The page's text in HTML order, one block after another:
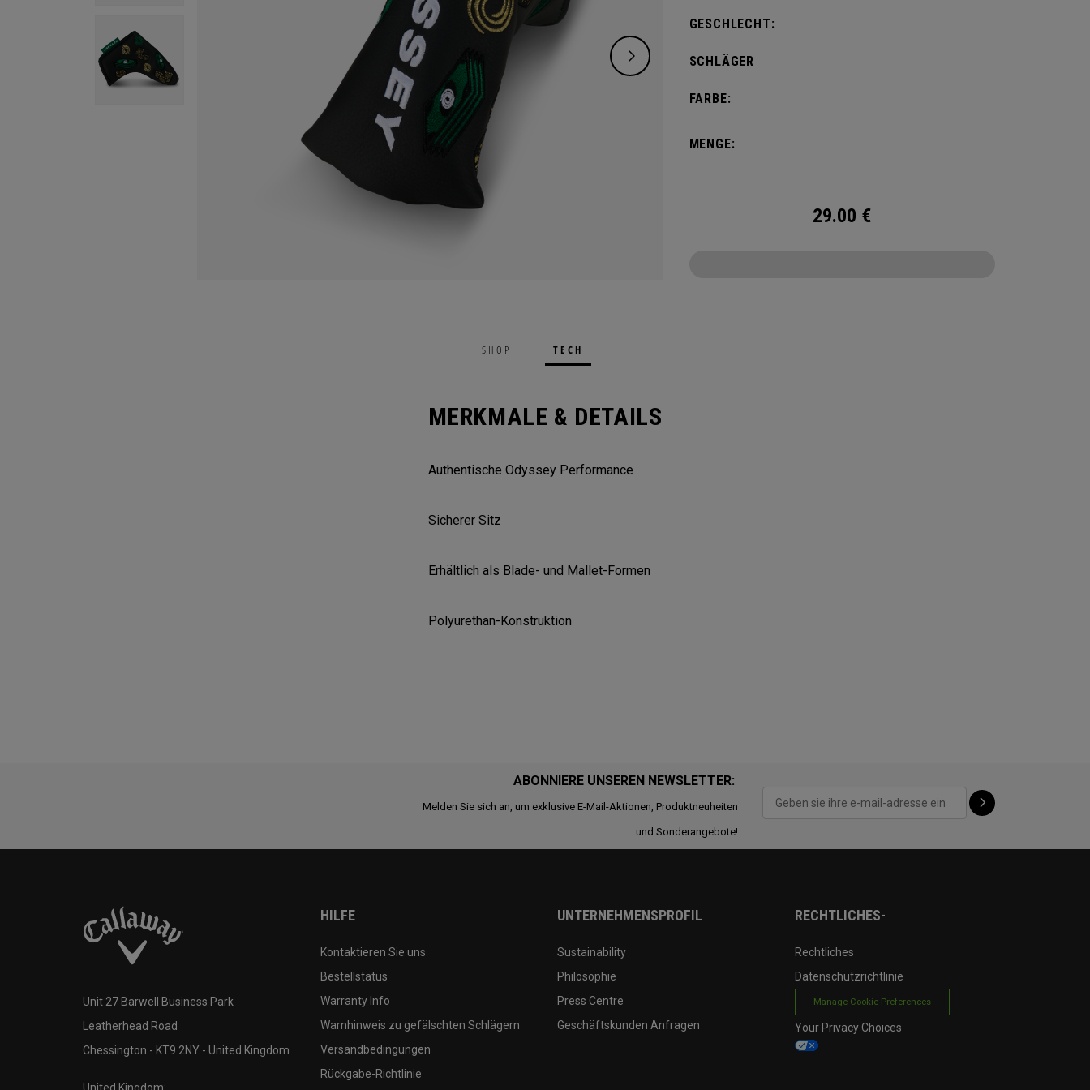
GESCHLECHT:
SCHLÄGER
FARBE:
MENGE:
29.00 €
SHOP TECH
MERKMALE & DETAILS
Authentische Odyssey Performance
Sicherer Sitz
Erhältlich als Blade- und Mallet-Formen
Polyurethan-Konstruktion
ABONNIERE UNSEREN NEWSLETTER:
Melden Sie sich an, um exklusive E-Mail-Aktionen, Produktneuheiten
und Sonderangebote!
Unit 27 Barwell Business Park
Leatherhead Road
Chessington - KT9 2NY - United Kingdom
HILFE
Kontaktieren Sie uns
Bestellstatus
Warranty Info
Warnhinweis zu gefälschten Schlägern
Versandbedingungen
Rückgabe-Richtlinie
UNTERNEHMENSPROFIL
Sustainability
Philosophie
Press Centre
Geschäftskunden Anfragen
RECHTLICHES-
Rechtliches
Datenschutzrichtlinie
Manage Cookie Preferences
Your Privacy Choices